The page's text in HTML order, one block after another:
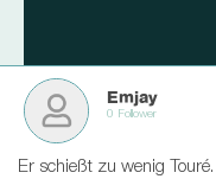
Emjay
0 Follower
Er schießt zu wenig Touré.